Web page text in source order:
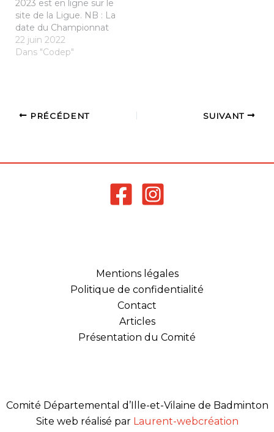
début du traitement
des demandes
d'autorisation de
tournois sur Poona pour
la…
2023 est en ligne sur le
site de la Ligue. NB : La
date du Championnat
de Bretagne Jeunes
2023 n'est pas encore
(attente d'information
22 juin 2022
Dans "Codep"
PRÉCÉDENT SUIVANT
Mentions légales
Politique de confidentialité
Contact
Articles
Présentation du Comité
Comité Départemental d’Ille-et-Vilaine de Badminton
Site web réalisé par Laurent-webcréation